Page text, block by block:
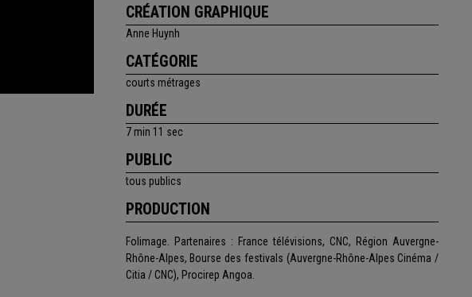
CRÉATION GRAPHIQUE
Anne Huynh
CATÉGORIE
courts métrages
DURÉE
7 min 11 sec
PUBLIC
tous publics
PRODUCTION
Folimage. Partenaires : France télévisions, CNC, Région Auvergne-
Rhône-Alpes, Bourse des festivals (Auvergne-Rhône-Alpes Cinéma /
Citia / CNC), Procirep Angoa.